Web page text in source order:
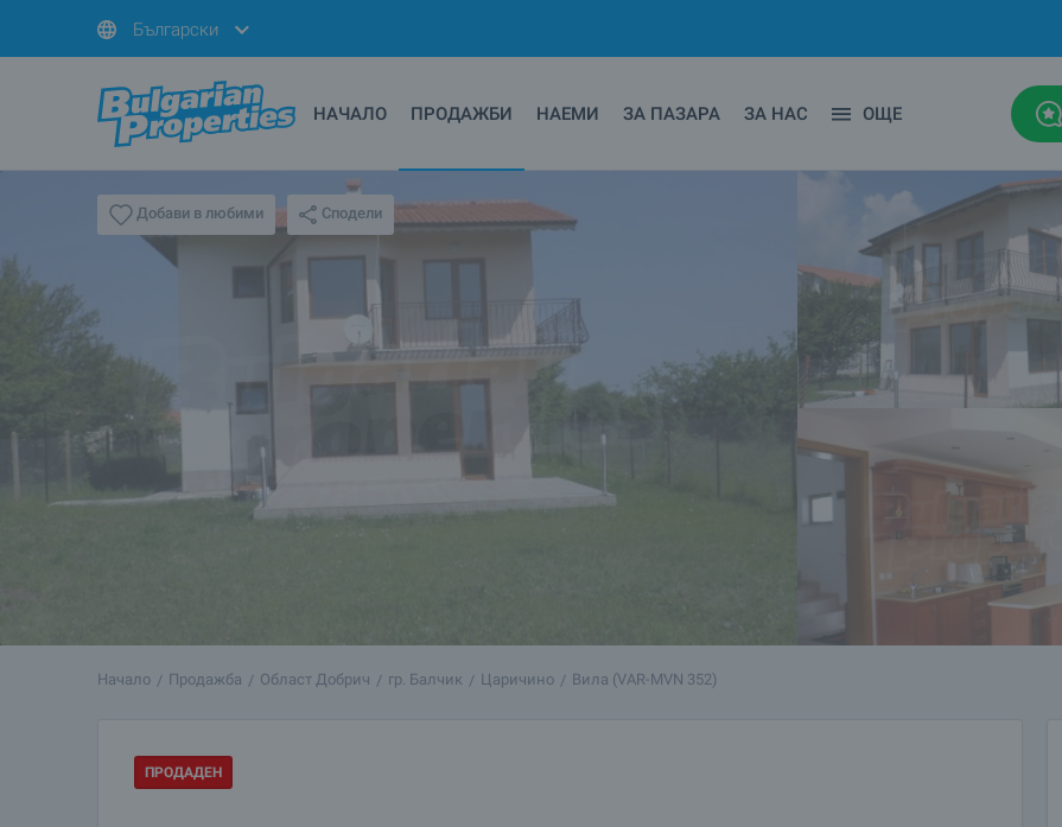
Български
НАЧАЛО ПРОДАЖБИ НАЕМИ ЗА ПАЗАРА ЗА НАС ОЩЕ
Добави в любими Сподели
Начало Продажба Област Добрич гр. Балчик Царичино Вилa (VAR-MVN 352)
ПРОДАДЕН